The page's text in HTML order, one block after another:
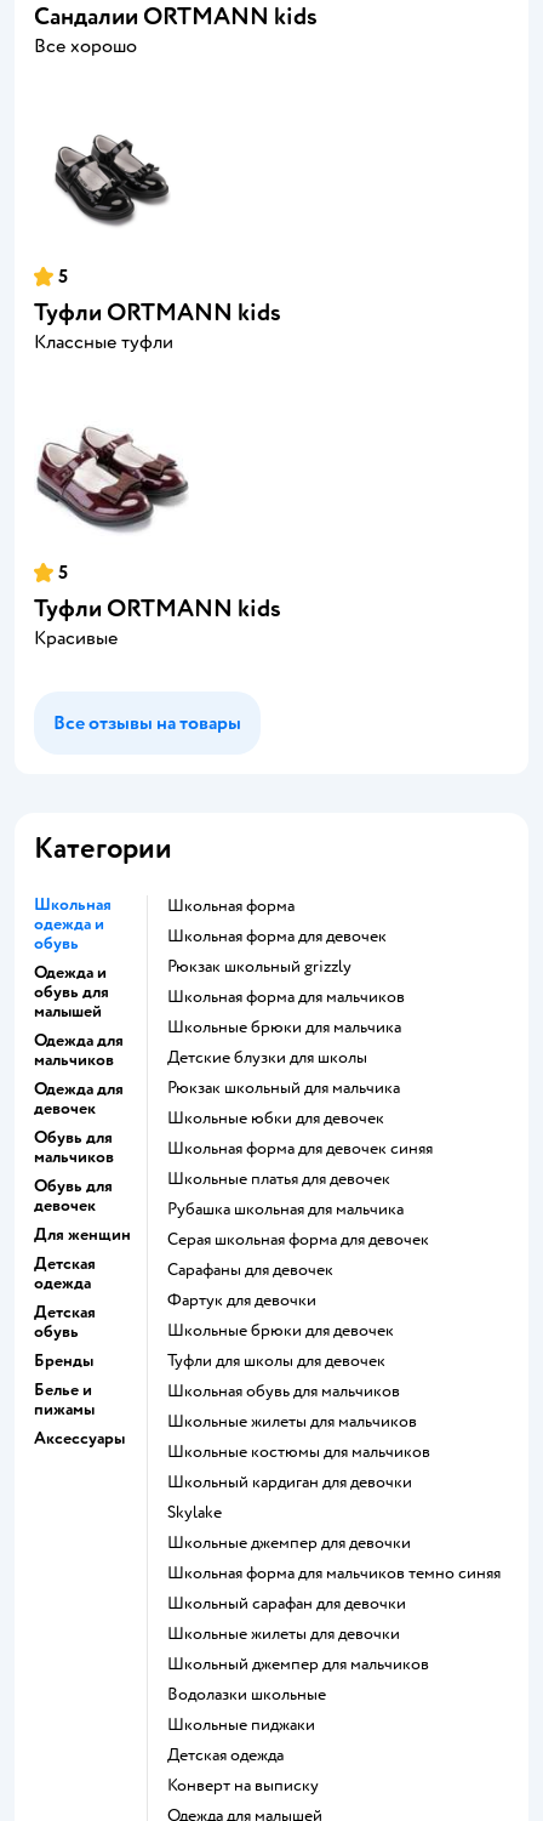
Сандалии ORTMANN kids
Все хорошо
5
Туфли ORTMANN kids
Классные туфли
5
Туфли ORTMANN kids
Красивые
Все отзывы на товары
Категории
Школьная
одежда и
обувь
Одежда и
обувь для
малышей
Одежда для
мальчиков
Одежда для
девочек
Обувь для
мальчиков
Обувь для
девочек
Для женщин
Детская
одежда
Детская
обувь
Бренды
Белье и
пижамы
Аксессуары
Школьная форма
Школьная форма для девочек
Рюкзак школьный grizzly
Школьная форма для мальчиков
Школьные брюки для мальчика
Детские блузки для школы
Рюкзак школьный для мальчика
Школьные юбки для девочек
Школьная форма для девочек синяя
Школьные платья для девочек
Рубашка школьная для мальчика
Серая школьная форма для девочек
Сарафаны для девочек
Фартук для девочки
Школьные брюки для девочек
Туфли для школы для девочек
Школьная обувь для мальчиков
Школьные жилеты для мальчиков
Школьные костюмы для мальчиков
Школьный кардиган для девочки
Skylake
Школьные джемпер для девочки
Школьная форма для мальчиков темно синяя
Школьный сарафан для девочки
Школьные жилеты для девочки
Школьный джемпер для мальчиков
Водолазки школьные
Школьные пиджаки
Детская одежда
Конверт на выписку
Одежда для малышей